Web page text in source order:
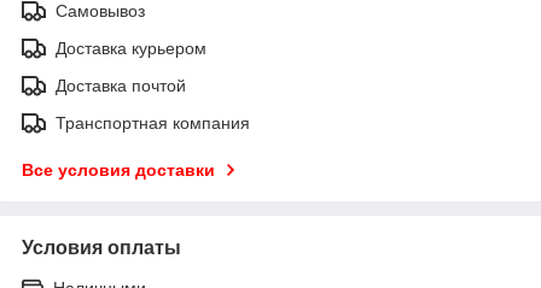
Самовывоз
Доставка курьером
Доставка почтой
Транспортная компания
Все условия доставки
Условия оплаты